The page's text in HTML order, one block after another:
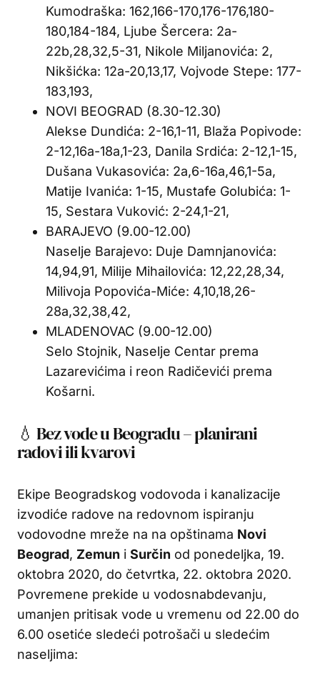
Kumodraška: 162,166-170,176-176,180-
180,184-184, Ljube Šercera: 2a-
22b,28,32,5-31, Nikole Miljanovića: 2,
Nikšićka: 12a-20,13,17, Vojvode Stepe: 177-
183,193,
NOVI BEOGRAD (8.30-12.30)
Alekse Dundića: 2-16,1-11, Blaža Popivode:
2-12,16a-18a,1-23, Danila Srdića: 2-12,1-15,
Dušana Vukasovića: 2a,6-16a,46,1-5a,
Matije Ivanića: 1-15, Mustafe Golubića: 1-
15, Sestara Vuković: 2-24,1-21,
BARAJEVO (9.00-12.00)
Naselje Barajevo: Duje Damnjanovića:
14,94,91, Milije Mihailovića: 12,22,28,34,
Milivoja Popovića-Miće: 4,10,18,26-
28a,32,38,42,
MLADENOVAC (9.00-12.00)
Selo Stojnik, Naselje Centar prema
Lazarevićima i reon Radičevići prema
Košarni.
💧 Bez vode u Beogradu – planirani
radovi ili kvarovi
Ekipe Beogradskog vodovoda i kanalizacije
izvodiće radove na redovnom ispiranju
vodovodne mreže na na opštinama Novi
Beograd, Zemun i Surčin od ponedeljka, 19.
oktobra 2020, do četvrtka, 22. oktobra 2020.
Povremene prekide u vodosnabdevanju,
umanjen pritisak vode u vremenu od 22.00 do
6.00 osetiće sledeći potrošači u sledećim
naseljima: